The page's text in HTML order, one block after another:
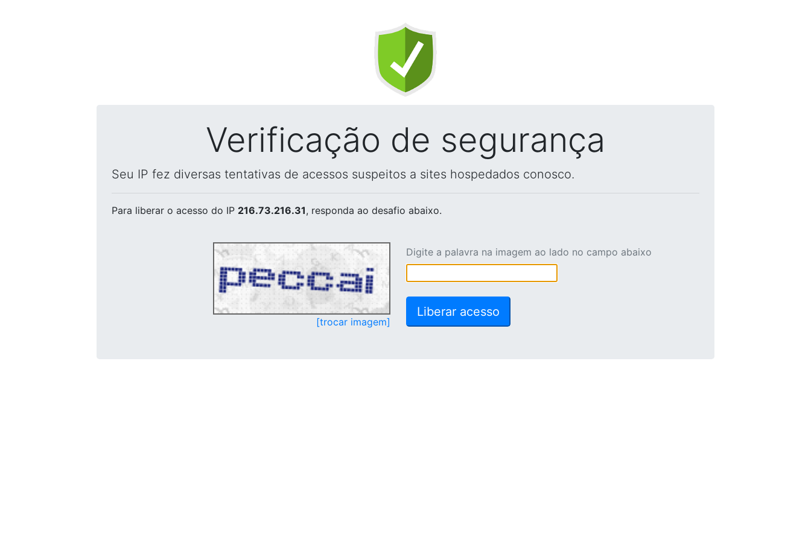
Verificação de segurança
Seu IP fez diversas tentativas de acessos suspeitos a sites hospedados conosco.
Para liberar o acesso do IP 216.73.216.31, responda ao desafio abaixo.
[trocar imagem]
Digite a palavra na imagem ao lado no campo abaixo